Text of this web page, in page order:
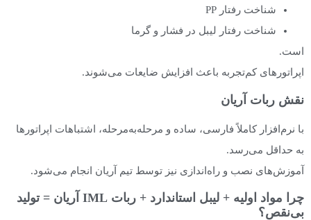
شناخت رفتار PP
شناخت رفتار لیبل در فشار و گرما
است.
اپراتورهای کم‌تجربه باعث افزایش ضایعات می‌شوند.
نقش ربات آریان
با نرم‌افزار کاملاً فارسی، ساده و مرحله‌به‌مرحله، اشتباهات اپراتورها
به حداقل می‌رسد.
آموزش‌های نصب و راه‌اندازی نیز توسط تیم آریان انجام می‌شود.
چرا مواد اولیه + لیبل استاندارد + ربات IML آریان = تولید
بی‌نقص؟